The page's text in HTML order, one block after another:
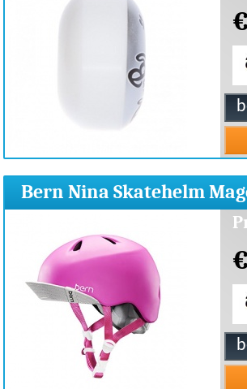
Bern Nina Skatehelm
Small/Medium,48 - 51,5